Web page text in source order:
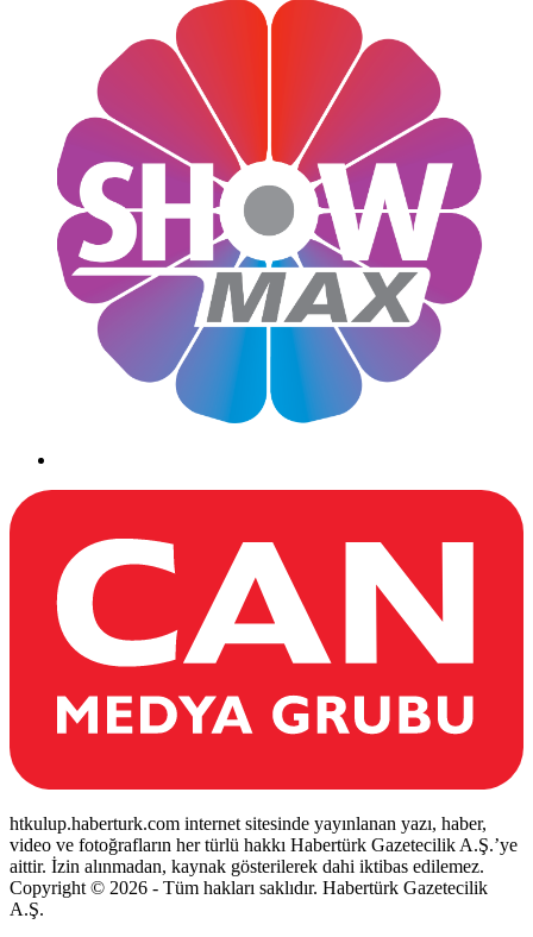
htkulup.haberturk.com internet sitesinde yayınlanan yazı, haber,
video ve fotoğrafların her türlü hakkı Habertürk Gazetecilik A.Ş.’ye
aittir. İzin alınmadan, kaynak gösterilerek dahi iktibas edilemez.
Copyright © 2026 - Tüm hakları saklıdır. Habertürk Gazetecilik
A.Ş.